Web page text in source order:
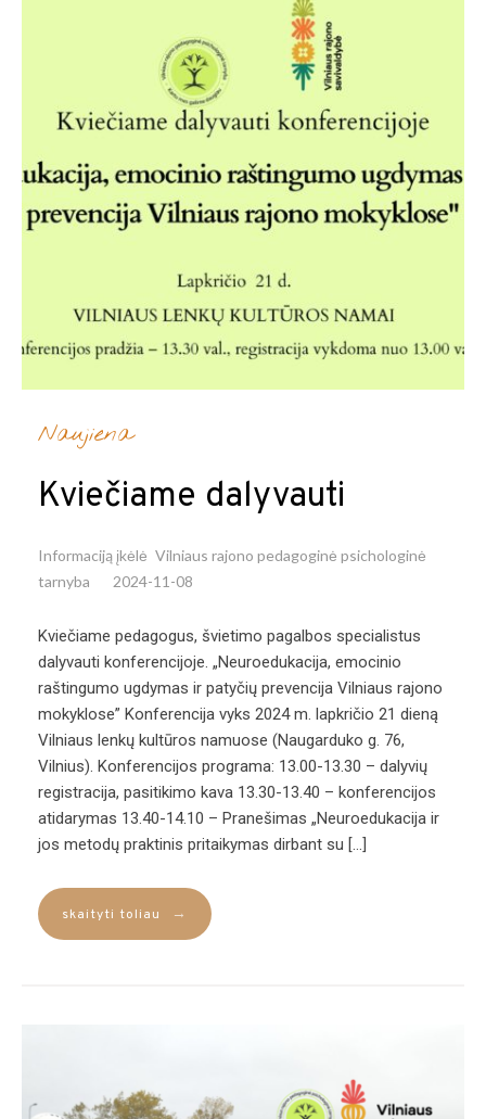
Naujiena
Kviečiame dalyvauti
Informaciją įkėlė Vilniaus rajono pedagoginė psichologinė
tarnyba
2024-11-08
Kviečiame pedagogus, švietimo pagalbos specialistus
dalyvauti konferencijoje. „Neuroedukacija, emocinio
raštingumo ugdymas ir patyčių prevencija Vilniaus rajono
mokyklose” Konferencija vyks 2024 m. lapkričio 21 dieną
Vilniaus lenkų kultūros namuose (Naugarduko g. 76,
Vilnius). Konferencijos programa: 13.00-13.30 – dalyvių
registracija, pasitikimo kava 13.30-13.40 – konferencijos
atidarymas 13.40-14.10 – Pranešimas „Neuroedukacija ir
jos metodų praktinis pritaikymas dirbant su […]
skaityti toliau →